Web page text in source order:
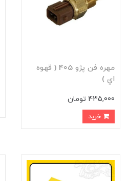
مهره فن پژو 405 ( قهوه
اي )
435,000 تومان